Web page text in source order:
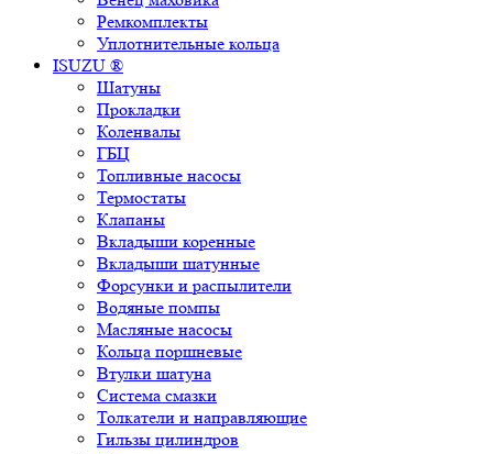
Ремкомплекты
Уплотнительные кольца
ISUZU ®
Шатуны
Прокладки
Коленвалы
ГБЦ
Топливные насосы
Термостаты
Клапаны
Вкладыши коренные
Вкладыши шатунные
Форсунки и распылители
Водяные помпы
Масляные насосы
Кольца поршневые
Втулки шатуна
Система смазки
Толкатели и направляющие
Гильзы цилиндров